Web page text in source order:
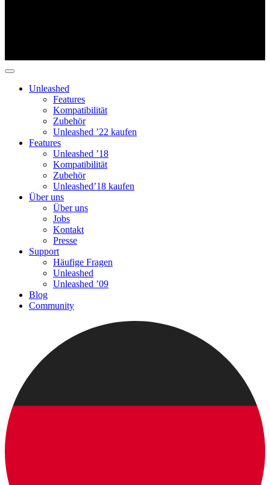
Unleashed
Features
Kompatibilität
Zubehör
Unleashed ’22 kaufen
Features
Unleashed ’18
Kompatibilität
Zubehör
Unleashed’18 kaufen
Über uns
Über uns
Jobs
Kontakt
Presse
Support
Häufige Fragen
Unleashed
Unleashed ’09
Blog
Community